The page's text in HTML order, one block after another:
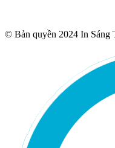
© Bản quyền 2024 In Sáng